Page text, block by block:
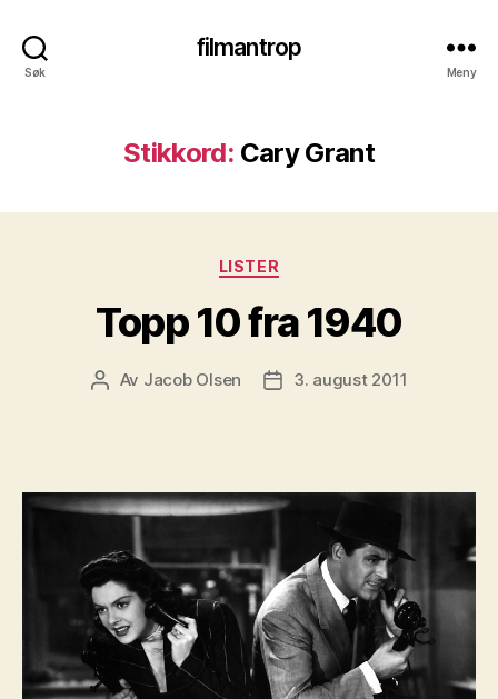
Søk
filmantrop
Meny
Stikkord: Cary Grant
Kategorier
LISTER
Topp 10 fra 1940
Innleggsforfatter
Av Jacob Olsen Publiseringsdato
3. august 2011